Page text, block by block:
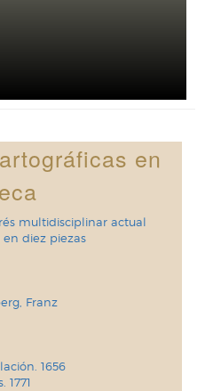
en
multidisciplinar actual
en diez piezas
Franz
1656
1771